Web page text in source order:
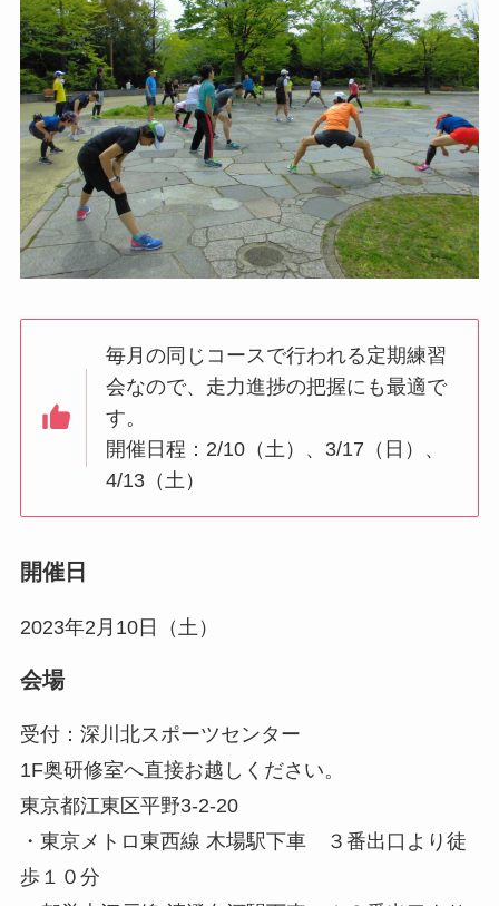
毎月の同じコースで行われる定期練習
会なので、走力進捗の把握にも最適で
す。
開催日程：2/10（土）、3/17（日）、
4/13（土）
開催日
2023年2月10日（土）
会場
受付：深川北スポーツセンター
1F奥研修室へ直接お越しください。
東京都江東区平野3-2-20
・東京メトロ東西線 木場駅下車 ３番出口より徒
歩１０分